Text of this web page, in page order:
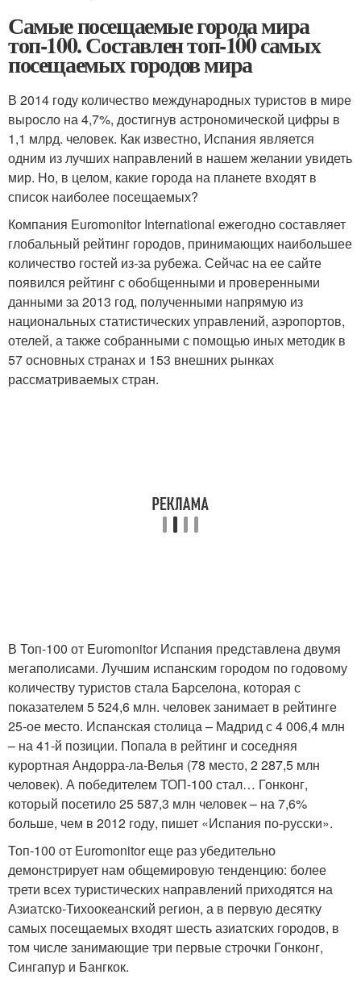
Самые посещаемые города мира
топ-100. Составлен топ-100 самых
посещаемых городов мира
В 2014 году количество международных туристов в мире
выросло на 4,7%, достигнув астрономической цифры в
1,1 млрд. человек. Как известно, Испания является
одним из лучших направлений в нашем желании увидеть
мир. Но, в целом, какие города на планете входят в
список наиболее посещаемых?
Компания Euromonitor International ежегодно составляет
глобальный рейтинг городов, принимающих наибольшее
количество гостей из-за рубежа. Сейчас на ее сайте
появился рейтинг с обобщенными и проверенными
данными за 2013 год, полученными напрямую из
национальных статистических управлений, аэропортов,
отелей, а также собранными с помощью иных методик в
57 основных странах и 153 внешних рынках
рассматриваемых стран.
В Топ-100 от Euromonitor Испания представлена двумя
мегаполисами. Лучшим испанским городом по годовому
количеству туристов стала Барселона, которая с
показателем 5 524,6 млн. человек занимает в рейтинге
25-ое место. Испанская столица – Мадрид с 4 006,4 млн
– на 41-й позиции. Попала в рейтинг и соседняя
курортная Андорра-ла-Велья (78 место, 2 287,5 млн
человек). А победителем ТОП-100 стал… Гонконг,
который посетило 25 587,3 млн человек – на 7,6%
больше, чем в 2012 году, пишет «Испания по-русски».
Топ-100 от Euromonitor еще раз убедительно
демонстрирует нам общемировую тенденцию: более
трети всех туристических направлений приходятся на
Азиатско-Тихоокеанский регион, а в первую десятку
самых посещаемых входят шесть азиатских городов, в
том числе занимающие три первые строчки Гонконг,
Сингапур и Бангкок.